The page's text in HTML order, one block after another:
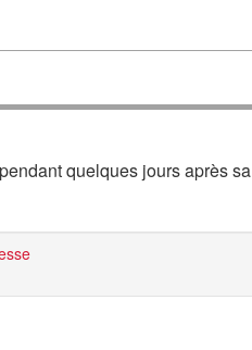
quelques jours après sa